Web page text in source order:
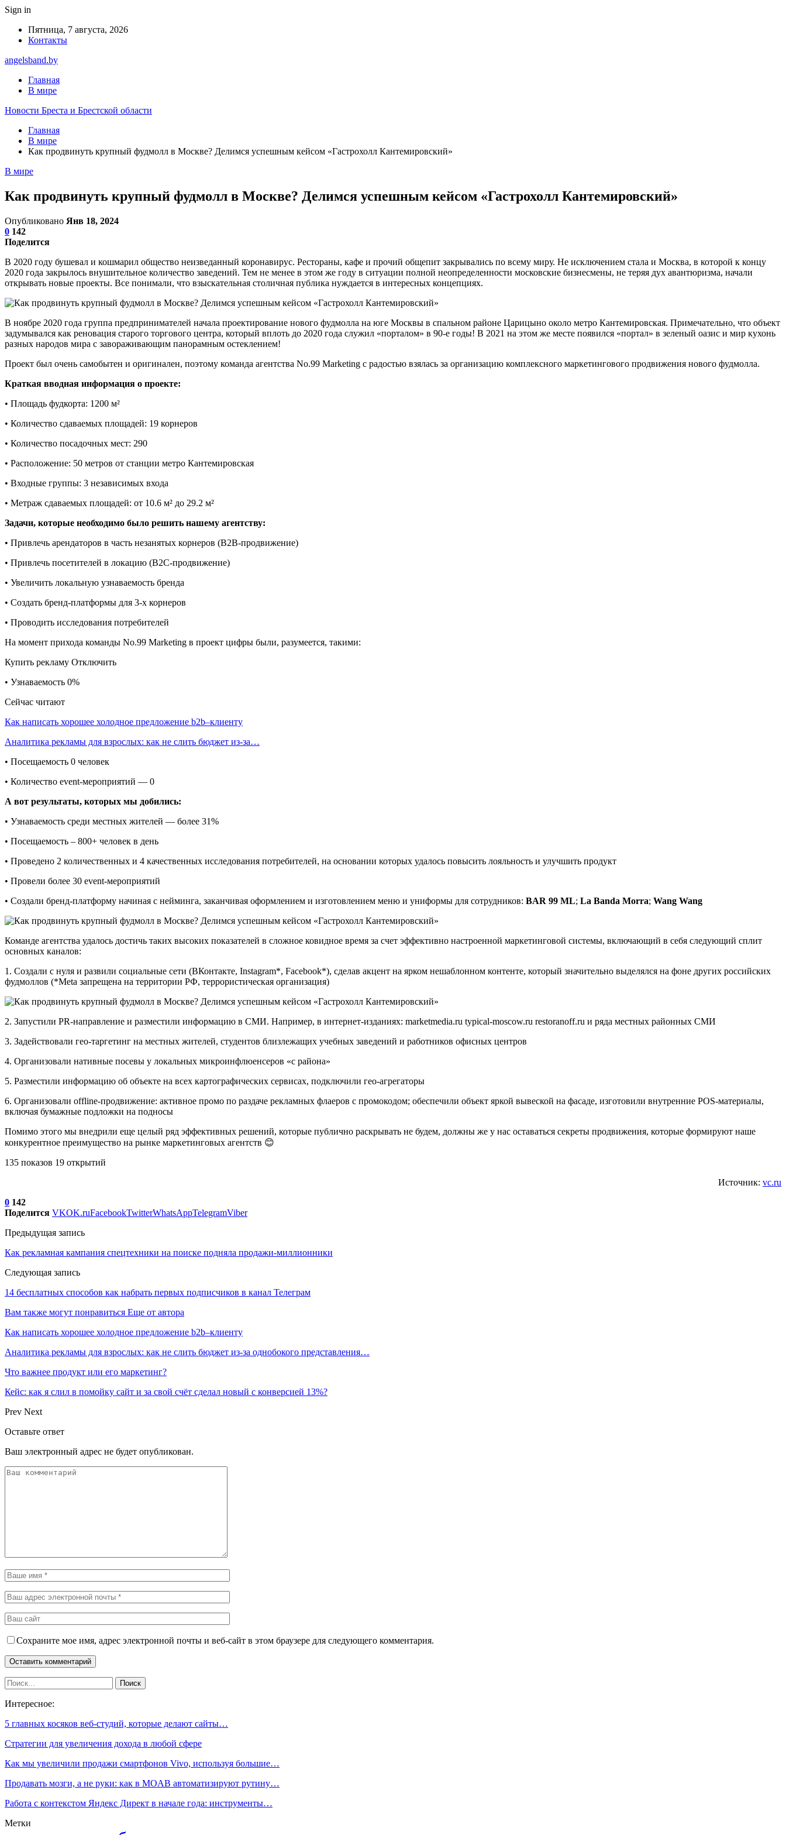
Sign in
Пятница, 7 августа, 2026
Контакты
angelsband.by
Главная
В мире
Новости Бреста и Брестской области
Главная
В мире
Как продвинуть крупный фудмолл в Москве? Делимся успешным кейсом «Гастрохолл Кантемировский»
В мире
Как продвинуть крупный фудмолл в Москве? Делимся успешным кейсом «Гастрохолл Кантемировский»
Опубликовано Янв 18, 2024
0 142
Поделится
В 2020 году бушевал и кошмарил общество неизведанный коронавирус. Рестораны, кафе и прочий общепит закрывались по всему миру. Не исключением стала и Москва, в которой к концу
2020 года закрылось внушительное количество заведений. Тем не менее в этом же году в ситуации полной неопределенности московские бизнесмены, не теряя дух авантюризма, начали
открывать новые проекты. Все понимали, что взыскательная столичная публика нуждается в интересных концепциях.
В ноябре 2020 года группа предпринимателей начала проектирование нового фудмолла на юге Москвы в спальном районе Царицыно около метро Кантемировская. Примечательно, что объект
задумывался как реновация старого торгового центра, который вплоть до 2020 года служил «порталом» в 90-е годы! В 2021 на этом же месте появился «портал» в зеленый оазис и мир кухонь
разных народов мира с завораживающим панорамным остеклением!
Проект был очень самобытен и оригинален, поэтому команда агентства No.99 Marketing с радостью взялась за организацию комплексного маркетингового продвижения нового фудмолла.
Краткая вводная информация о проекте:
• Площадь фудкорта: 1200 м²
• Количество сдаваемых площадей: 19 корнеров
• Количество посадочных мест: 290
• Расположение: 50 метров от станции метро Кантемировская
• Входные группы: 3 независимых входа
• Метраж сдаваемых площадей: от 10.6 м² до 29.2 м²
Задачи, которые необходимо было решить нашему агентству:
• Привлечь арендаторов в часть незанятых корнеров (B2B-продвижение)
• Привлечь посетителей в локацию (B2C-продвижение)
• Увеличить локальную узнаваемость бренда
• Создать бренд-платформы для 3-х корнеров
• Проводить исследования потребителей
На момент прихода команды No.99 Marketing в проект цифры были, разумеется, такими:
Купить рекламу Отключить
• Узнаваемость 0%
Сейчас читают
Как написать хорошее холодное предложение b2b–клиенту
Аналитика рекламы для взрослых: как не слить бюджет из-за…
• Посещаемость 0 человек
• Количество event-мероприятий — 0
А вот результаты, которых мы добились:
• Узнаваемость среди местных жителей — более 31%
• Посещаемость – 800+ человек в день
• Проведено 2 количественных и 4 качественных исследования потребителей, на основании которых удалось повысить лояльность и улучшить продукт
• Провели более 30 event-мероприятий
• Создали бренд-платформу начиная с нейминга, заканчивая оформлением и изготовлением меню и униформы для сотрудников: BAR 99 ML; La Banda Morra; Wang Wang
Команде агентства удалось достичь таких высоких показателей в сложное ковидное время за счет эффективно настроенной маркетинговой системы, включающий в себя следующий сплит
основных каналов:
1. Создали с нуля и развили социальные сети (ВКонтакте, Instagram*, Facebook*), сделав акцент на ярком нешаблонном контенте, который значительно выделялся на фоне других российских
фудмоллов (*Meta запрещена на территории РФ, террористическая организация)
2. Запустили PR-направление и разместили информацию в СМИ. Например, в интернет-изданиях: marketmedia.ru typical-moscow.ru restoranoff.ru и ряда местных районных СМИ
3. Задействовали гео-таргетинг на местных жителей, студентов близлежащих учебных заведений и работников офисных центров
4. Организовали нативные посевы у локальных микроинфлюенсеров «с района»
5. Разместили информацию об объекте на всех картографических сервисах, подключили гео-агрегаторы
6. Организовали offline-продвижение: активное промо по раздаче рекламных флаеров с промокодом; обеспечили объект яркой вывеской на фасаде, изготовили внутренние POS-материалы,
включая бумажные подложки на подносы
Помимо этого мы внедрили еще целый ряд эффективных решений, которые публично раскрывать не будем, должны же у нас оставаться секреты продвижения, которые формируют наше
конкурентное преимущество на рынке маркетинговых агентств 😊
135 показов 19 открытий
Источник: vc.ru
0 142
Поделится VKOK.ruFacebookTwitterWhatsAppTelegramViber
Предыдущая запись
Как рекламная кампания спецтехники на поиске подняла продажи-миллионники
Следующая запись
14 бесплатных способов как набрать первых подписчиков в канал Телеграм
Вам также могут понравиться Еще от автора
Как написать хорошее холодное предложение b2b–клиенту
Аналитика рекламы для взрослых: как не слить бюджет из-за однобокого представления…
Что важнее продукт или его маркетинг?
Кейс: как я слил в помойку сайт и за свой счёт сделал новый с конверсией 13%?
Prev Next
Оставьте ответ
Ваш электронный адрес не будет опубликован.
Сохраните мое имя, адрес электронной почты и веб-сайт в этом браузере для следующего комментария.
Интересное:
5 главных косяков веб-студий, которые делают сайты…
Стратегии для увеличения дохода в любой сфере
Как мы увеличили продажи смартфонов Vivo, используя большие…
Продавать мозги, а не руки: как в MOAB автоматизируют рутину…
Работа с контекстом Яндекс Директ в начале года: инструменты…
Метки